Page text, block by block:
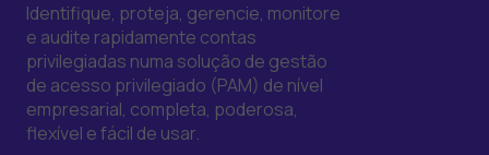
Identifique, proteja, gerencie, monitore
e audite rapidamente contas
privilegiadas numa solução de gestão
de acesso privilegiado (PAM) de nível
empresarial, completa, poderosa,
flexível e fácil de usar.